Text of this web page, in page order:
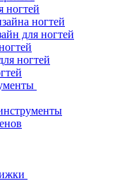
ногтей
ногтей
для ногтей
ногтей